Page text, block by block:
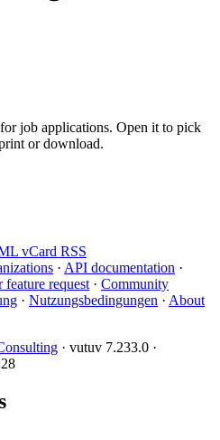
job applications. Open it to pick
or download.
vCard RSS
· API documentation ·
feature request · Community
· Nutzungsbedingungen · About
· vutuv 7.233.0 ·